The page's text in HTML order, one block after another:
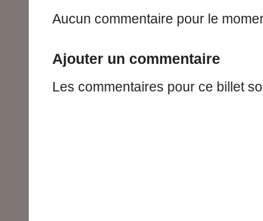
Aucun commentaire pour le
Ajouter un commentaire
Les commentaires pour ce billet